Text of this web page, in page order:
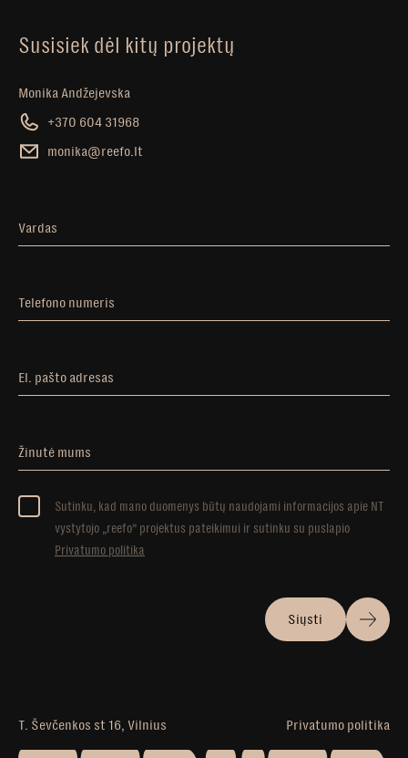
Susisiek dėl kitų projektų
Monika Andžejevska
+370 604 31968
monika@reefo.lt
Vardas
Telefono numeris
El. pašto adresas
Žinutė mums
Sutinku, kad mano duomenys būtų naudojami informacijos apie NT
vystytojo „reefo” projektus pateikimui ir sutinku su puslapio
Privatumo politika
Siųsti
T. Ševčenkos st 16, Vilnius Privatumo politika